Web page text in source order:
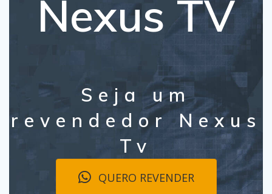
Nexus TV
Seja um
revendedor Nexus
Tv
QUERO REVENDER